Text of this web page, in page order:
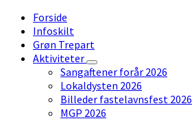
Forside
Infoskilt
Grøn Trepart
Aktiviteter
Sangaftener forår 2026
Lokaldysten 2026
Billeder fastelavnsfest 2026
MGP 2026